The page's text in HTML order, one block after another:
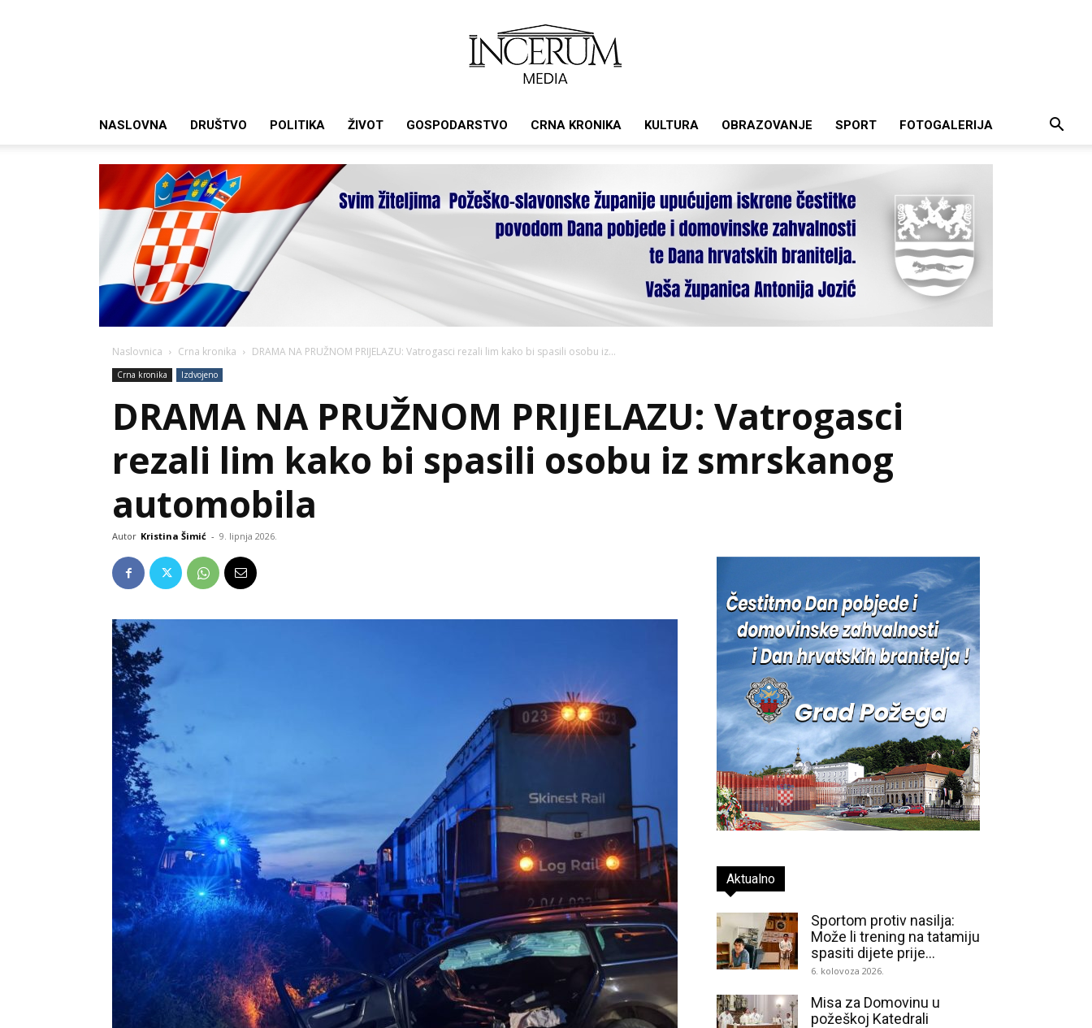
NASLOVNA DRUŠTVO POLITIKA ŽIVOT GOSPODARSTVO CRNA KRONIKA KULTURA OBRAZOVANJE SPORT FOTOGALERIJA
Naslovnica Crna kronika DRAMA NA PRUŽNOM PRIJELAZU: Vatrogasci rezali lim kako bi spasili osobu iz...
Crna kronika Izdvojeno
DRAMA NA PRUŽNOM PRIJELAZU: Vatrogasci
rezali lim kako bi spasili osobu iz smrskanog
automobila
Autor Kristina Šimić - 9. lipnja 2026.
Aktualno
Sportom protiv nasilja:
Može li trening na tatamiju
spasiti dijete prije...
6. kolovoza 2026.
Misa za Domovinu u
požeškoj Katedrali